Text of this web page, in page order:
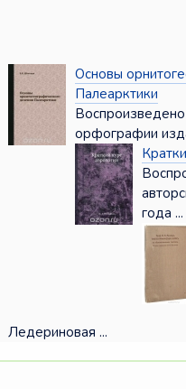
Основы
Палеарктики
Воспроизведено
орфографии
года ...
Ледериновая ...